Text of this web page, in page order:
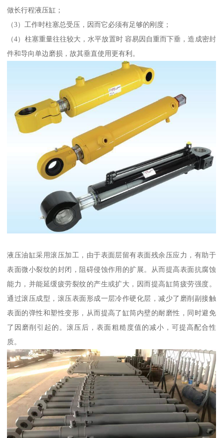
做长行程液压缸；
（3）工作时柱塞总受压，因而它必须有足够的刚度；
（4）柱塞重量往往较大，水平放置时 容易因自重而下垂，造成密封
件和导向单边磨损，故其垂直使用更有利。
液压油缸采用滚压加工，由于表面层留有表面残余压应力，有助于
表面微小裂纹的封闭，阻碍侵蚀作用的扩展。从而提高表面抗腐蚀
能力，并能延缓疲劳裂纹的产生或扩大，因而提高缸筒疲劳强度。
通过滚压成型，滚压表面形成一层冷作硬化层，减少了磨削副接触
表面的弹性和塑性变形，从而提高了缸筒内壁的耐磨性，同时避免
了因磨削引起的。滚压后，表面粗糙度值的减小，可提高配合性
质。